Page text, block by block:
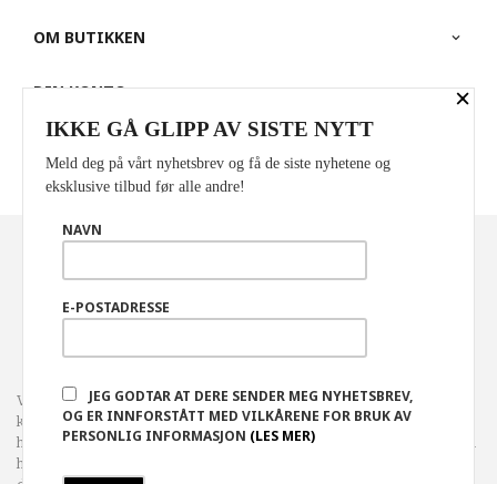
OM BUTIKKEN
DIN KONTO
FRAKT KJØPSBETINGELSER
Vår nettbutikk bruker cookies slik at du får en bedre
kjøpsopplevelse og vi kan yte deg bedre service. Vi bruker cookies
hovedsaklig til å lagre innloggingsdetaljer og huske hva du har puttet i
handlekurven din. Fortsett å bruke siden som normalt om du godtar
×
IKKE GÅ GLIPP AV SISTE NYTT
Meld deg på vårt nyhetsbrev og få de siste nyhetene og
eksklusive tilbud før alle andre!
NAVN
E-POSTADRESSE
JEG GODTAR AT DERE SENDER MEG NYHETSBREV,
OG ER INNFORSTÅTT MED VILKÅRENE FOR BRUK AV
PERSONLIG INFORMASJON (LES MER)